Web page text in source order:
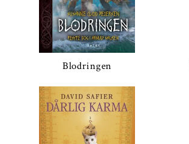
Blodringen